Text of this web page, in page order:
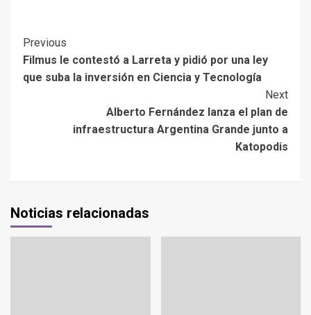
Previous
Filmus le contestó a Larreta y pidió por una ley
que suba la inversión en Ciencia y Tecnología
Next
Alberto Fernández lanza el plan de
infraestructura Argentina Grande junto a
Katopodis
Noticias relacionadas